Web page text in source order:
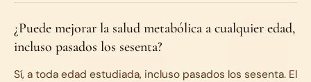
¿Puede mejorar la salud metabólica a cualquier edad,
incluso pasados los sesenta?
Sí, a toda edad estudiada, incluso pasados los sesenta. El